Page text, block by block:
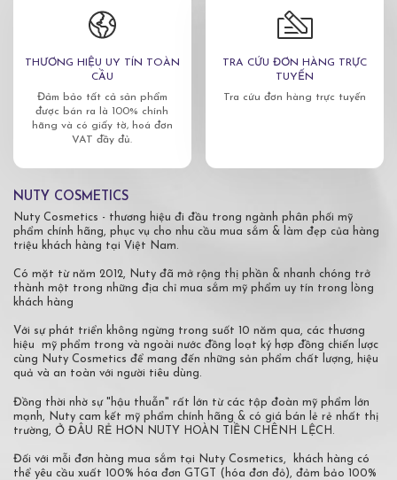
THƯƠNG HIỆU UY TÍN TOÀN
CẦU
Đảm bảo tất cả sản phẩm
được bán ra là 100% chính
hãng và có giấy tờ, hoá đơn
VAT đầy đủ.
TRA CỨU ĐƠN HÀNG TRỰC
TUYẾN
Tra cứu đơn hàng trực tuyến
NUTY COSMETICS
Nuty Cosmetics - thương hiệu đi đầu trong ngành phân phối mỹ
phẩm chính hãng, phục vụ cho nhu cầu mua sắm & làm đẹp của hàng
triệu khách hàng tại Việt Nam.
Có mặt từ năm 2012, Nuty đã mở rộng thị phần & nhanh chóng trở
thành một trong những địa chỉ mua sắm mỹ phẩm uy tín trong lòng
khách hàng
Với sự phát triển không ngừng trong suốt 10 năm qua, các thương
hiệu mỹ phẩm trong và ngoài nước đồng loạt ký hợp đồng chiến lược
cùng Nuty Cosmetics để mang đến những sản phẩm chất lượng, hiệu
quả và an toàn với người tiêu dùng.
Đồng thời nhờ sự "hậu thuẫn" rất lớn từ các tập đoàn mỹ phẩm lớn
mạnh, Nuty cam kết mỹ phẩm chính hãng & có giá bán lẻ rẻ nhất thị
trường, Ở ĐÂU RẺ HƠN NUTY HOÀN TIỀN CHÊNH LỆCH.
Đối với mỗi đơn hàng mua sắm tại Nuty Cosmetics, khách hàng có
thể yêu cầu xuất 100% hóa đơn GTGT (hóa đơn đỏ), đảm bảo 100%